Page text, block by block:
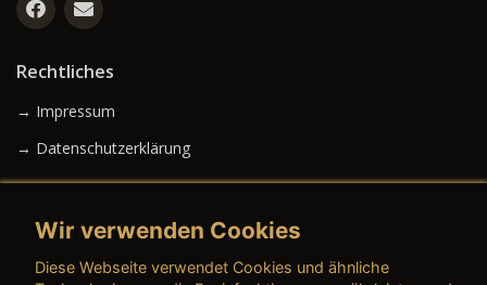
Rechtliches
→ Impressum
→ Datenschutzerklärung
Wir verwenden Cookies
Diese Webseite verwendet Cookies und ähnliche